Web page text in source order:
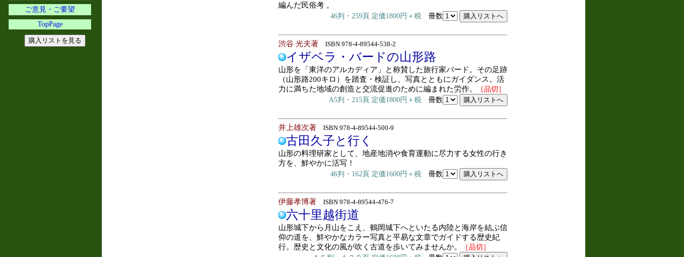
ご意見・ご要望
TopPage
編んだ民俗考 。
46判・259頁 定価1800円＋税 冊数
渋谷 光夫著 ISBN 978-4-89544-538-2
イザベラ・バードの山形路
山形を「東洋のアルカディア」と称賛した旅行家バード。その足跡
（山形路200キロ）を踏査・検証し、写真とともにガイダンス。活
力に満ちた地域の創造と交流促進のために編まれた労作。
［品切］
A5判・215頁 定価1800円＋税 冊数
井上雄次著 ISBN 978-4-89544-500-9
古田久子と行く
山形の料理研家として、地産地消や食育運動に尽力する女性の行き
方を、鮮やかに活写！
46判・162頁 定価1600円＋税 冊数
伊藤孝博著 ISBN 978-4-89544-476-7
六十里越街道
山形城下から月山をこえ、鶴岡城下へといたる内陸と海岸を結ぶ信
仰の道を、鮮やかなカラー写真と平易な文章でガイドする歴史紀
行。歴史と文化の風が吹く古道を歩いてみませんか。
［品切］